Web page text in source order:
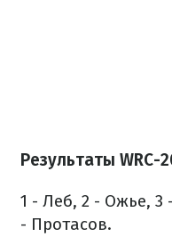
Результаты WRC-
1 - Леб, 2 - Ожье, 3
- Протасов.